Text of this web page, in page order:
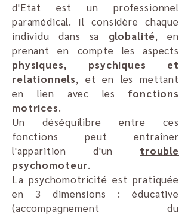
d'Etat est un professionnel
paramédical. Il considère chaque
individu dans sa globalité, en
prenant en compte les aspects
physiques, psychiques et
relationnels, et en les mettant
en lien avec les fonctions
motrices.
Un déséquilibre entre ces
fonctions peut entraîner
l'apparition d'un trouble
psychomoteur.
La psychomotricité est pratiquée
en 3 dimensions : éducative
(accompagnement du